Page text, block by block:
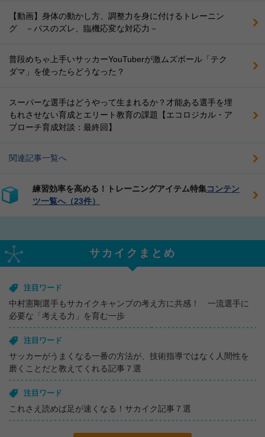
【動画】身体の動かし方、調整力を身に付けるトレーニン
グ －パスのズレ、臨機応変な対応力－
普段めちゃ上手いサッカーYouTuberが激ムズボール「テク
ダマ」を使ったらどうなった？
スーパーな選手はどうやって生まれるか？才能ある選手を埋
もれさせない育成とエリート教育の課題【エコロジカル・ア
プローチ育成対談：最終回】
関連記事一覧へ
練習効率を高める！トレーニングアイテム特集コンテン
ツ一覧へ（23件）
サカイクまとめ
注目ワード
中村憲剛選手もサカイクキャンプの考え方に共感！ 一流選手に
必要な「考える力」を育む一歩
注目ワード
サッカーがうまくなる一番の方法が、技術指導ではなく人間性を
磨くことだと教えてくれる記事７選
注目ワード
これさえ読めば足が速くなる！サカイク記事７選